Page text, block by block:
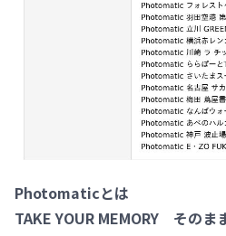
Photomaticとは
TAKE YOUR MEMORY そのま